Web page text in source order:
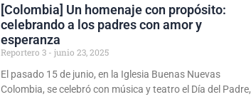
[Colombia] Un homenaje con propósito:
celebrando a los padres con amor y
esperanza
Reportero 3
junio 23, 2025
El pasado 15 de junio, en la Iglesia Buenas Nuevas
Colombia, se celebró con música y teatro el Día del Padre,